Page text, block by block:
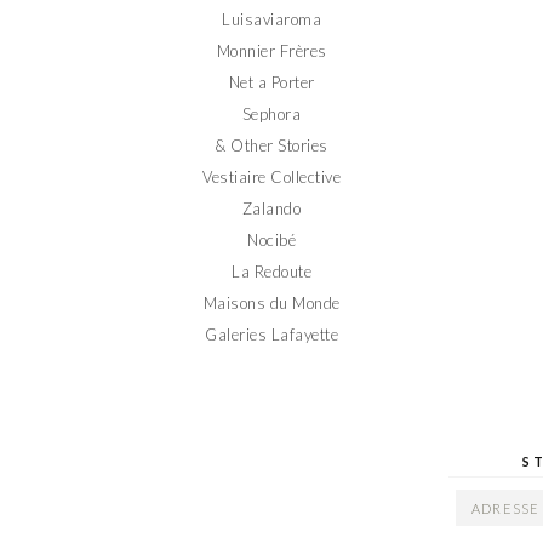
Luisaviaroma
Monnier Frères
Net a Porter
Sephora
& Other Stories
Vestiaire Collective
Zalando
Nocibé
La Redoute
Maisons du Monde
Galeries Lafayette
ADRESSE